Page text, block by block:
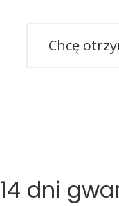
Chcę
14 dni